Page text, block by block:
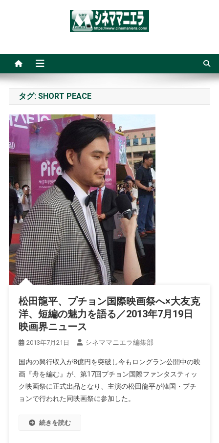
タグ: SHORT PEACE
松田龍平、プチョン国際映画祭へ×大友克
洋、短編の魅力を語る／2013年7月19日
映画界ニュース
2013年7月21日 シネママニエラ編集部
国内の興行収入が8億円を突破し今もロングラン公開中の映
画『舟を編む』が、第17回プチョン国際ファンタスティッ
ク映画祭に正式出品となり、主演の松田龍平が韓国・プチ
ョンで行われた同映画祭に参加した。
続きを読む